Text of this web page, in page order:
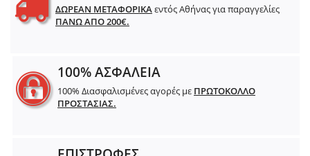
ΔΩΡΕΑΝ ΜΕΤΑΦΟΡΙΚΑεντός Αθήνας για παραγγελίες
ΠΑΝΩ ΑΠΟ 200€.
100% ΑΣΦΑΛΕΙΑ
100% Διασφαλισμένες αγορές με ΠΡΩΤΟΚΟΛΛΟ
ΠΡΟΣΤΑΣΙΑΣ.